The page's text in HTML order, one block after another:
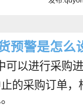
预警是怎么
可以进行采购
的采购订单